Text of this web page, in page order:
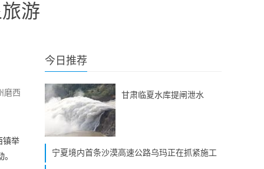
游
磨西
镇举
今日推荐
甘肃临夏水库提闸泄水
宁夏境内首条沙漠高速公路乌玛正在抓紧施工